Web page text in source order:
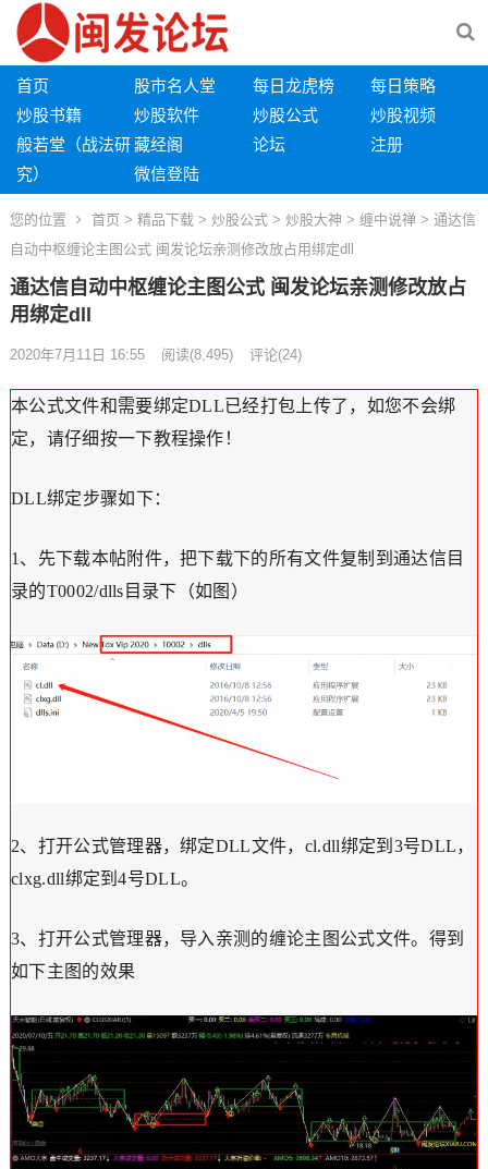
首页 股市名人堂 每日龙虎榜
每日策略
炒股书籍
炒股软件 炒股公式
炒股视频
般若堂（战法研
究）
藏经阁 论坛
注册
微信登陆
您的位置 首页 > 精品下载> 炒股公式> 炒股大神 > 缠中说禅 > 通达信
自动中枢缠论主图公式 闽发论坛亲测修改放占用绑定dll
通达信自动中枢缠论主图公式 闽发论坛亲测修改放占
用绑定dll
2020年7月11日 16:55 阅读(8,495) 评论(24)
本公式文件和需要绑定DLL已经打包上传了，如您不会绑
定，请仔细按一下教程操作！
DLL绑定步骤如下：
1、先下载本帖附件，把下载下的所有文件复制到通达信目
录的T0002/dlls目录下（如图）
2、打开公式管理器，绑定DLL文件，cl.dll绑定到3号DLL，
clxg.dll绑定到4号DLL。
3、打开公式管理器，导入亲测的缠论主图公式文件。得到
如下主图的效果